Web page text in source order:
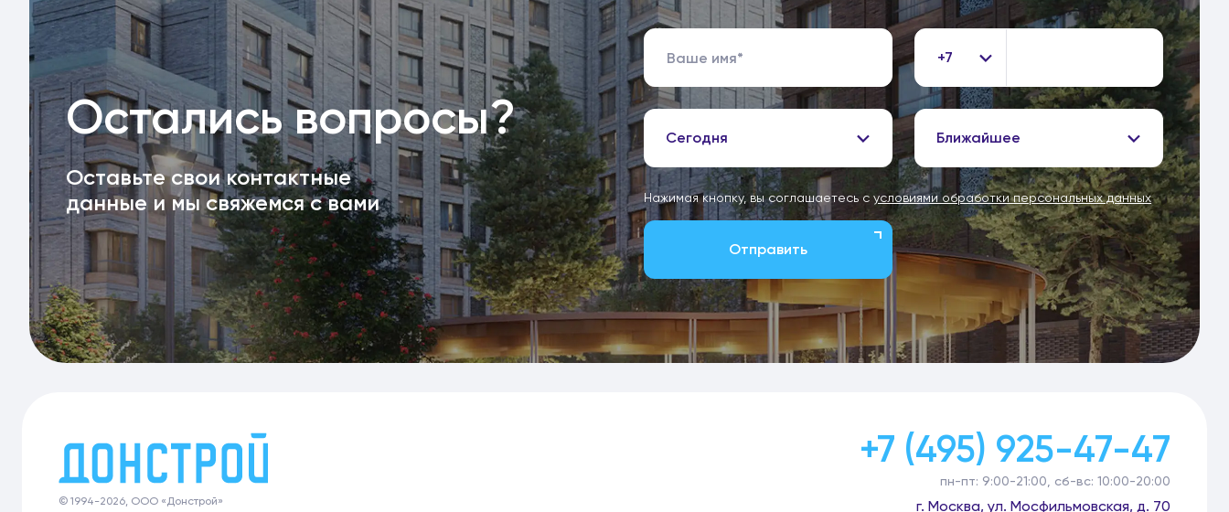
Остались вопросы?
Оставьте свои контактные
данные и мы свяжемся с вами
+7
Сегодня Ближайшее
Нажимая кнопку, вы соглашаетесь с условиями обработки персональных данных
Отправить
© 1994-2026, ООО «Донстрой»
+7 (495) 925-47-47
пн-пт: 9:00-21:00, сб-вс: 10:00-20:00
г. Москва, ул. Мосфильмовская, д. 70